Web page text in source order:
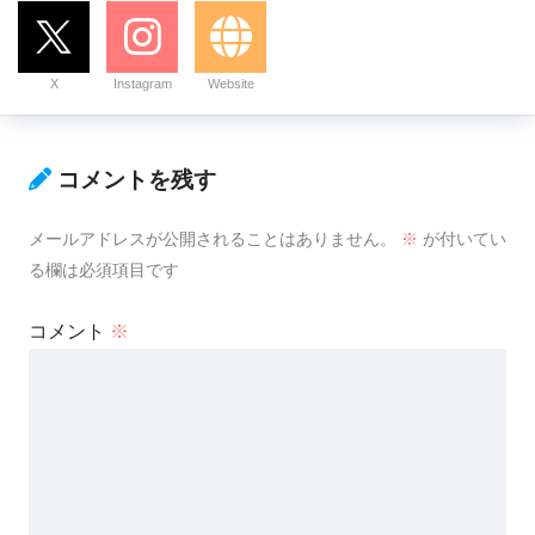
X Instagram Website
コメントを残す
メールアドレスが公開されることはありません。 ※ が付いてい
る欄は必須項目です
コメント ※